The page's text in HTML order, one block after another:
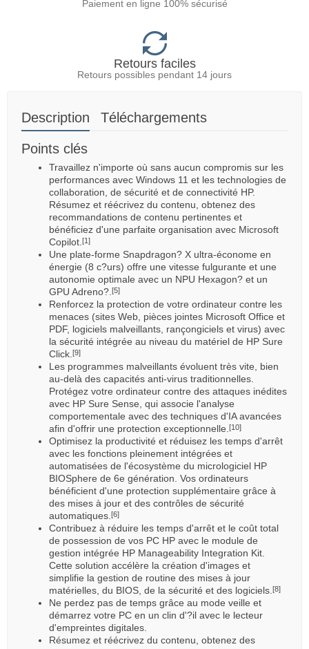
Paiement en ligne 100% sécurisé
Retours faciles
Retours possibles pendant 14 jours
Description Téléchargements
Points clés
Travaillez n'importe où sans aucun compromis sur les
performances avec Windows 11 et les technologies de
collaboration, de sécurité et de connectivité HP.
Résumez et réécrivez du contenu, obtenez des
recommandations de contenu pertinentes et
bénéficiez d'une parfaite organisation avec Microsoft
Copilot. [1]
Une plate-forme Snapdragon? X ultra-économe en
énergie (8 c?urs) offre une vitesse fulgurante et une
autonomie optimale avec un NPU Hexagon? et un
GPU Adreno?. [5]
Renforcez la protection de votre ordinateur contre les
menaces (sites Web, pièces jointes Microsoft Office et
PDF, logiciels malveillants, rançongiciels et virus) avec
la sécurité intégrée au niveau du matériel de HP Sure
Click. [9]
Les programmes malveillants évoluent très vite, bien
au-delà des capacités anti-virus traditionnelles.
Protégez votre ordinateur contre des attaques inédites
avec HP Sure Sense, qui associe l'analyse
comportementale avec des techniques d'IA avancées
afin d'offrir une protection exceptionnelle. [10]
Optimisez la productivité et réduisez les temps d'arrêt
avec les fonctions pleinement intégrées et
automatisées de l'écosystème du micrologiciel HP
BIOSphere de 6e génération. Vos ordinateurs
bénéficient d'une protection supplémentaire grâce à
des mises à jour et des contrôles de sécurité
automatiques. [6]
Contribuez à réduire les temps d'arrêt et le coût total
de possession de vos PC HP avec le module de
gestion intégrée HP Manageability Integration Kit.
Cette solution accélère la création d'images et
simplifie la gestion de routine des mises à jour
matérielles, du BIOS, de la sécurité et des logiciels. [8]
Ne perdez pas de temps grâce au mode veille et
démarrez votre PC en un clin d'?il avec le lecteur
d'empreintes digitales.
Résumez et réécrivez du contenu, obtenez des